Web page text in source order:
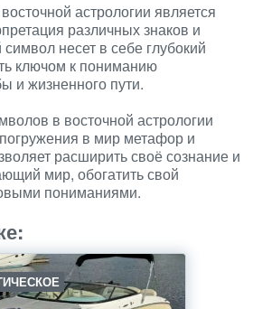
астрологии является
различных знаков и
несет в себе глубокий
ключом к пониманию
и жизненного пути.
в восточной астрологии
погружения в мир метафор и
расширить своё сознание и
мир, обогатить свой
пониманиями.